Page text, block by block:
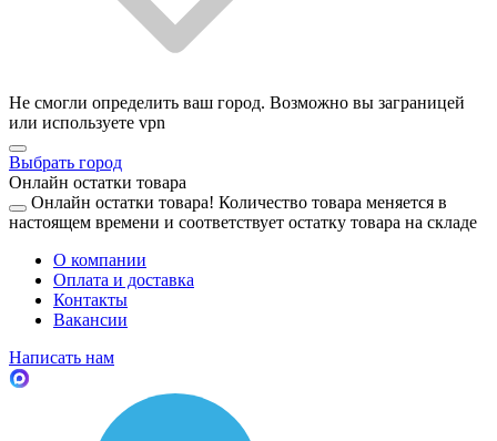
Не смогли определить ваш город. Возможно вы заграницей
или используете vpn
Выбрать город
Онлайн остатки товара
Онлайн остатки товара! Количество товара меняется в
настоящем времени и соответствует остатку товара на складе
О компании
Оплата и доставка
Контакты
Вакансии
Написать нам